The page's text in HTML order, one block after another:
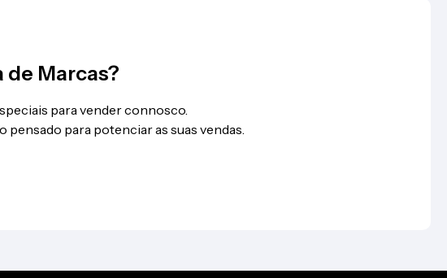
de Marcas?
para vender connosco.
para potenciar as suas vendas.